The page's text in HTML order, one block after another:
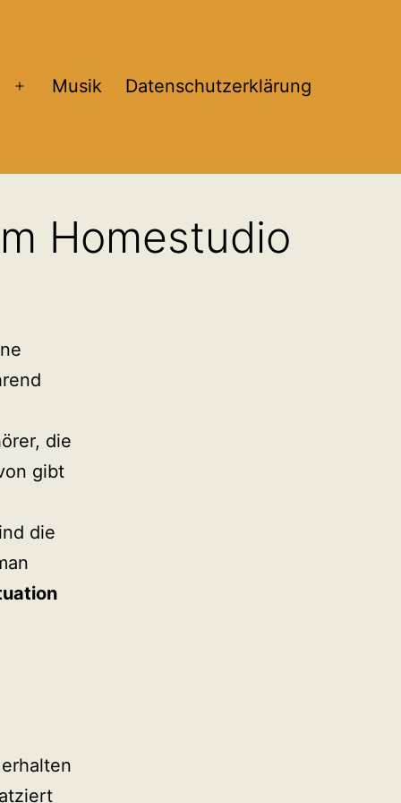
Menü
Musik Datenschutzerklärung
Homestudio
die
gibt
die